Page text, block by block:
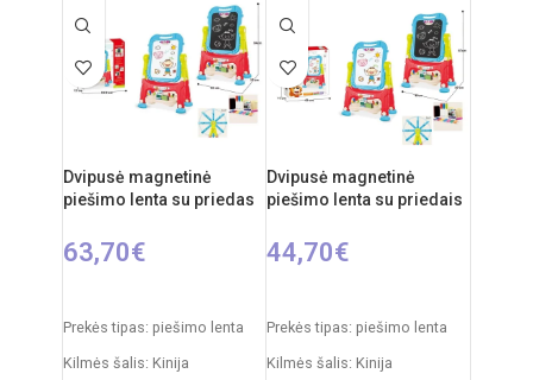
Rekomenduojamas amžius:
nuo 3 metų
Dvipusė magnetinė
piešimo lenta su priedas
63,70€
Prekės tipas: piešimo lenta
Kilmės šalis: Kinija
Dvipusė magnetinė
piešimo lenta su priedais
44,70€
Prekės tipas: piešimo lenta
Kilmės šalis: Kinija